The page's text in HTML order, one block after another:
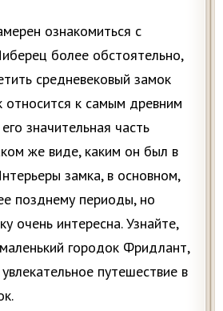
ознакомиться с
более обстоятельно,
средневековый замок
относится к самым древним
значительная часть
же виде, каким он был в
замка, в основном,
позднему периоды, но
очень интересна. Узнайте,
городок Фридлант,
путешествие в